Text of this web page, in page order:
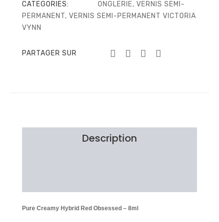
CATEGORIES: ONGLERIE, VERNIS SEMI-
PERMANENT, VERNIS SEMI-PERMANENT VICTORIA
VYNN
PARTAGER SUR
Description
Pure Creamy Hybrid Red Obsessed – 8ml